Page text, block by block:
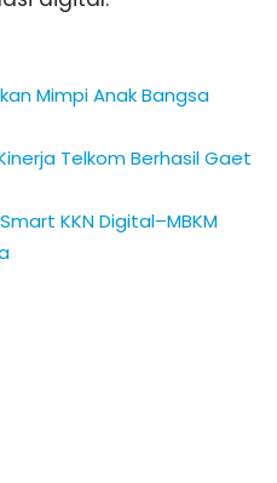
Mimpi Anak Bangsa
Telkom Berhasil Gaet
KKN Digital–MBKM